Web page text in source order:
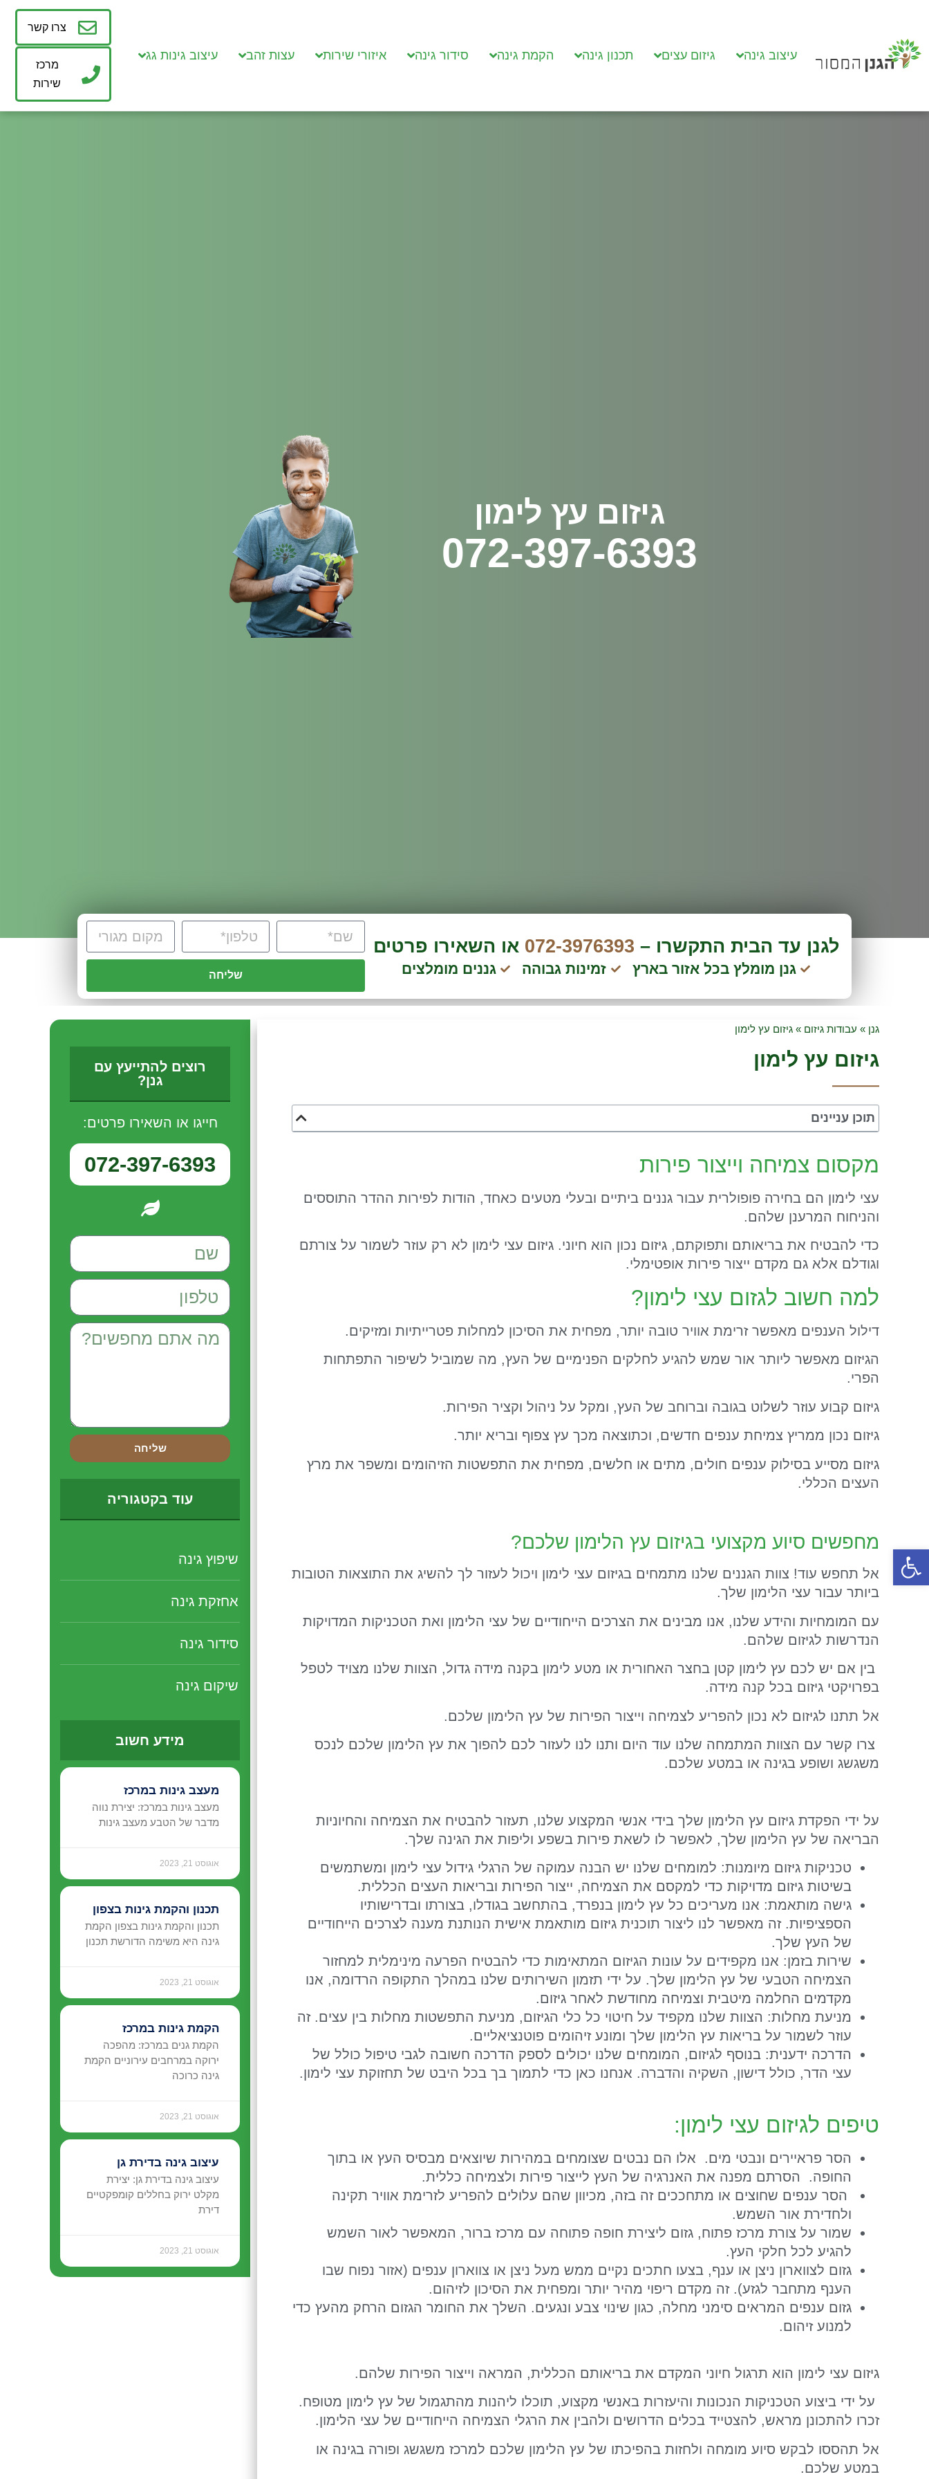
עיצוב גינה גיזום עצים תכנון גינה הקמת גינה סידור גינה איזורי שירות עצות זהב עיצוב גינות גג
צרו קשר
מרכז
שירות
גיזום עץ לימון
072-397-6393
לגנן עד הבית התקשרו – 072-3976393 או השאירו פרטים
גנן מומלץ בכל אזור בארץ זמינות גבוהה גננים מומלצים שליחה
גנן » עבודות גיזום » גיזום עץ לימון
גיזום עץ לימון
תוכן עניינים
מקסום צמיחה וייצור פירות
עצי לימון הם בחירה פופולרית עבור גננים ביתיים ובעלי מטעים כאחד, הודות לפירות ההדר התוססים
והניחוח המרענן שלהם.
כדי להבטיח את בריאותם ותפוקתם, גיזום נכון הוא חיוני. גיזום עצי לימון לא רק עוזר לשמור על צורתם
וגודלם אלא גם מקדם ייצור פירות אופטימלי.
למה חשוב לגזום עצי לימון?
דילול הענפים מאפשר זרימת אוויר טובה יותר, מפחית את הסיכון למחלות פטרייתיות ומזיקים.
הגיזום מאפשר ליותר אור שמש להגיע לחלקים הפנימיים של העץ, מה שמוביל לשיפור התפתחות
הפרי.
גיזום קבוע עוזר לשלוט בגובה וברוחב של העץ, ומקל על ניהול וקציר הפירות.
גיזום נכון ממריץ צמיחת ענפים חדשים, וכתוצאה מכך עץ צפוף ובריא יותר.
גיזום מסייע בסילוק ענפים חולים, מתים או חלשים, מפחית את התפשטות הזיהומים ומשפר את מרץ
העצים הכללי.
מחפשים סיוע מקצועי בגיזום עץ הלימון שלכם?
אל תחפש עוד! צוות הגננים שלנו מתמחים בגיזום עצי לימון ויכול לעזור לך להשיג את התוצאות הטובות
ביותר עבור עצי הלימון שלך.
עם המומחיות והידע שלנו, אנו מבינים את הצרכים הייחודיים של עצי הלימון ואת הטכניקות המדויקות
הנדרשות לגיזום שלהם.
בין אם יש לכם עץ לימון קטן בחצר האחורית או מטע לימון בקנה מידה גדול, הצוות שלנו מצויד לטפל
בפרויקטי גיזום בכל קנה מידה.
אל תתנו לגיזום לא נכון להפריע לצמיחה וייצור הפירות של עץ הלימון שלכם.
צרו קשר עם הצוות המתמחה שלנו עוד היום ותנו לנו לעזור לכם להפוך את עץ הלימון שלכם לנכס
משגשג ושופע בגינה או במטע שלכם.
על ידי הפקדת גיזום עץ הלימון שלך בידי אנשי המקצוע שלנו, תעזור להבטיח את הצמיחה והחיוניות
הבריאה של עץ הלימון שלך, לאפשר לו לשאת פירות בשפע וליפות את הגינה שלך.
טכניקות גיזום מיומנות: למומחים שלנו יש הבנה עמוקה של הרגלי גידול עצי לימון ומשתמשים
בשיטות גיזום מדויקות כדי למקסם את הצמיחה, ייצור הפירות ובריאות העצים הכללית.
גישה מותאמת: אנו מעריכים כל עץ לימון בנפרד, בהתחשב בגודלו, בצורתו ובדרישותיו
הספציפיות. זה מאפשר לנו ליצור תוכנית גיזום מותאמת אישית הנותנת מענה לצרכים הייחודיים
של העץ שלך.
שירות בזמן: אנו מקפידים על עונות הגיזום המתאימות כדי להבטיח הפרעה מינימלית למחזור
הצמיחה הטבעי של עץ הלימון שלך. על ידי תזמון השירותים שלנו במהלך התקופה הרדומה, אנו
מקדמים החלמה מיטבית וצמיחה מחודשת לאחר גיזום.
מניעת מחלות: הצוות שלנו מקפיד על חיטוי כל כלי הגיזום, מניעת התפשטות מחלות בין עצים. זה
עוזר לשמור על בריאות עץ הלימון שלך ומונע זיהומים פוטנציאליים.
הדרכה ידענית: בנוסף לגיזום, המומחים שלנו יכולים לספק הדרכה חשובה לגבי טיפול כולל של
עצי הדר, כולל דישון, השקיה והדברה. אנחנו כאן כדי לתמוך בך בכל היבט של תחזוקת עצי לימון.
טיפים לגיזום עצי לימון:
הסר פראיירים ונבטי מים. אלו הם נבטים שצומחים במהירות שיוצאים מבסיס העץ או בתוך
החופה.
הסרתם מפנה את האנרגיה של העץ לייצור פירות ולצמיחה כללית.
הסר ענפים שחוצים או מתחככים זה בזה, מכיוון שהם עלולים להפריע לזרימת אוויר תקינה
ולחדירת אור השמש.
שמור על צורת מרכז פתוח, גזום ליצירת חופה פתוחה עם מרכז ברור, המאפשר לאור השמש
להגיע לכל חלקי העץ.
גזום לצווארון ניצן או ענף, בצעו חתכים נקיים ממש מעל ניצן או צווארון ענפים (אזור נפוח שבו
הענף מתחבר לגזע). זה מקדם ריפוי מהיר יותר ומפחית את הסיכון לזיהום.
גזום ענפים המראים סימני מחלה, כגון שינוי צבע ונגעים. השלך את החומר הגזום הרחק מהעץ כדי
למנוע זיהום.
גיזום עצי לימון הוא תרגול חיוני המקדם את בריאותם הכללית, המראה וייצור הפירות שלהם.
על ידי ביצוע הטכניקות הנכונות והיעזרות באנשי מקצוע, תוכלו ליהנות מהתגמול של עץ לימון מטופח.
זכרו להתכונן מראש, להצטייד בכלים הדרושים ולהבין את הרגלי הצמיחה הייחודיים של עצי הלימון.
אל תהססו לבקש סיוע מומחה ולחזות בהפיכתו של עץ הלימון שלכם למרכז משגשג ופורה בגינה או
במטע שלכם.
רוצים להתייעץ עם
גנן?
חייגו או השאירו פרטים:
072-397-6393
שליחה
עוד בקטגוריה
שיפוץ גינה
אחזקת גינה
סידור גינה
שיקום גינה
מידע חשוב
מעצב גינות במרכז
מעצב גינות במרכז: יצירת נווה
מדבר של הטבע מעצב גינות
אוגוסט 21, 2023
תכנון והקמת גינות בצפון
תכנון והקמת גינות בצפון הקמת
גינה היא משימה הדורשת תכנון
אוגוסט 21, 2023
הקמת גינות במרכז
הקמת גנים במרכז: מהפכה
ירוקה במרחבים עירוניים הקמת
גינה כרוכה
אוגוסט 21, 2023
עיצוב גינה בדירת גן
עיצוב גינה בדירת גן: יצירת
מקלט ירוק בחללים קומפקטיים
דירת
אוגוסט 21, 2023
פתח סרגל נגישות